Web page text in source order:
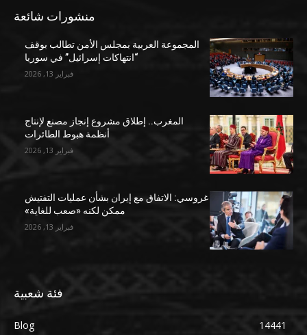
منشورات شائعة
المجموعة العربية بمجلس الأمن تطالب بوقف
“انتهاكات إسرائيل” في سوريا
فبراير 13, 2026
المغرب.. إطلاق مشروع إنجاز مصنع لإنتاج
أنظمة هبوط الطائرات
فبراير 13, 2026
غروسي: الاتفاق مع إيران بشأن عمليات التفتيش
ممكن لكنه «صعب للغاية»
فبراير 13, 2026
فئة شعبية
Blog
14441